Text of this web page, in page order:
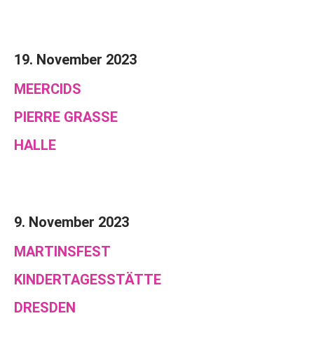
19. November 2023
MEERCIDS
PIERRE GRASSE
HALLE
9. November 2023
MARTINSFEST
KINDERTAGESSTÄTTE
DRESDEN